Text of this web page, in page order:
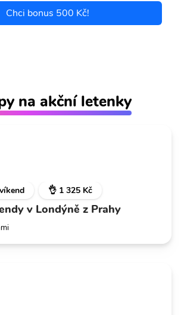
Chci bonus 500 Kč!
na akční letenky
👌 1 325 Kč
v Londýně z Prahy